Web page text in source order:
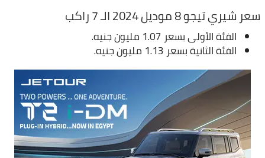
سعر شيري تيجو 8 موديل 2024 الـ 7 راكب
الفئة الأولى بسعر 1.07 مليون جنيه.
الفئة الثانية بسعر 1.13 مليون جنيه.